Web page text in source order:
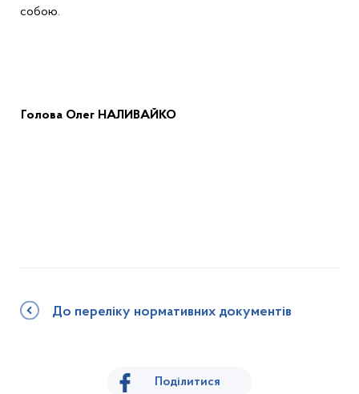
собою.
Голова Олег НАЛИВАЙКО
До переліку нормативних документів
Поділитися